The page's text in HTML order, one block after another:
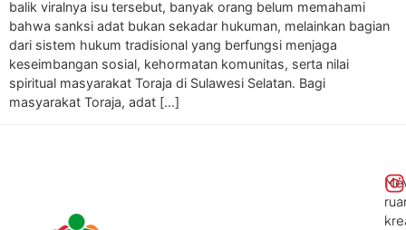
balik viralnya isu tersebut, banyak orang belum memahami
bahwa sanksi adat bukan sekadar hukuman, melainkan bagian
dari sistem hukum tradisional yang berfungsi menjaga
keseimbangan sosial, kehormatan komunitas, serta nilai
spiritual masyarakat Toraja di Sulawesi Selatan. Bagi
masyarakat Toraja, adat […]